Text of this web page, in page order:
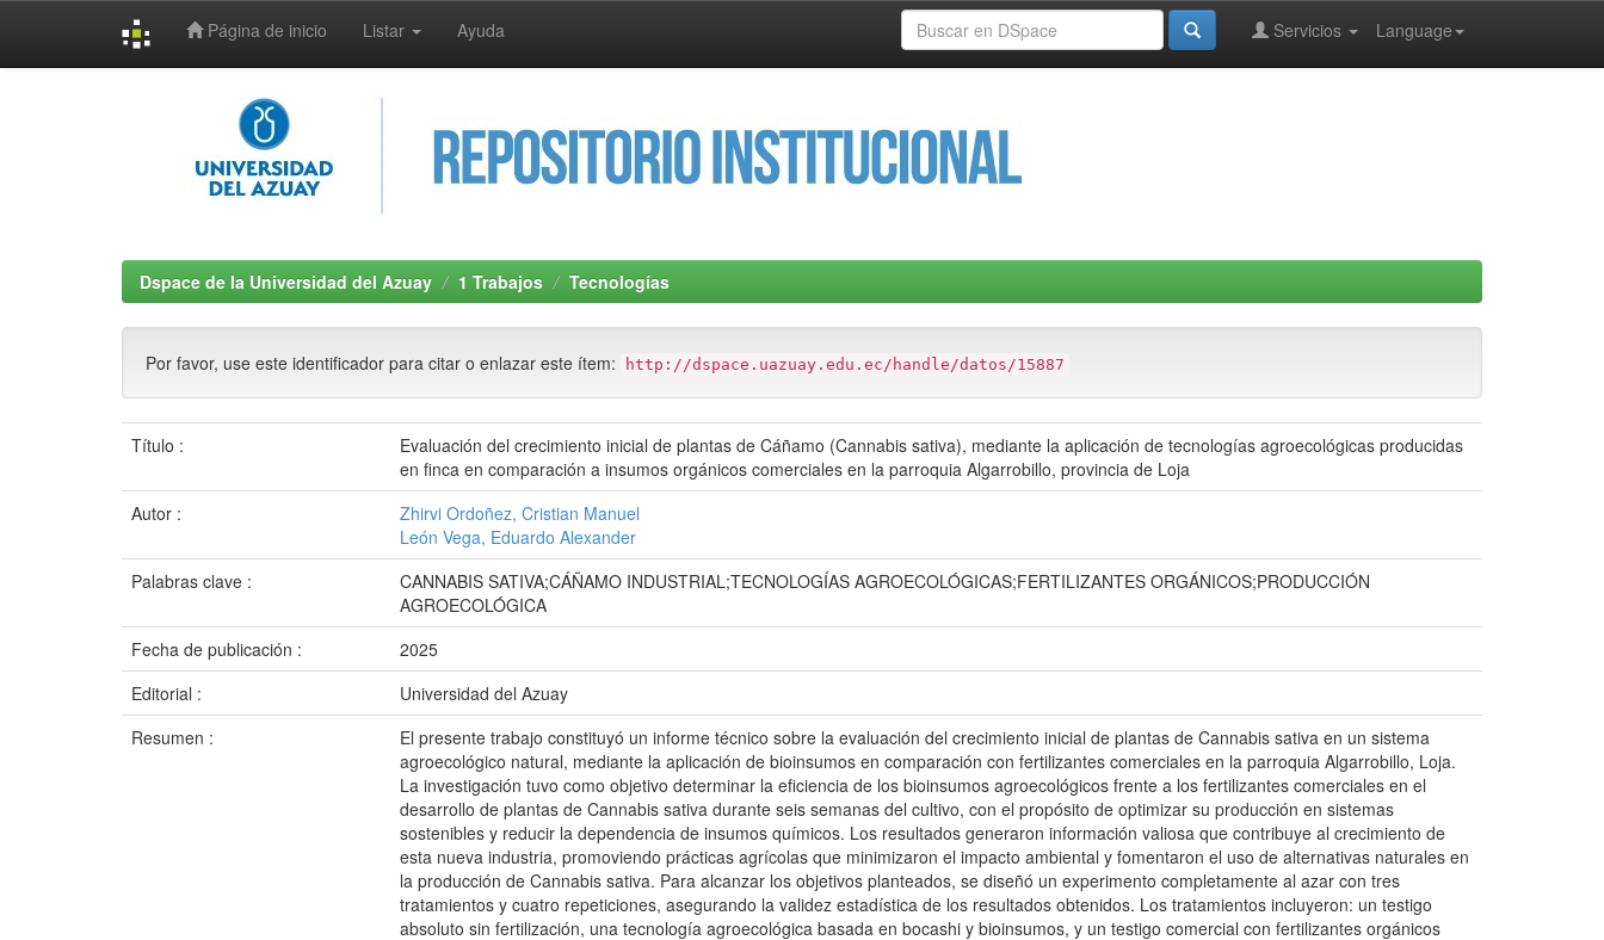
Página de inicio Listar Ayuda Language
Servicios
Dspace de la Universidad del Azuay 1 Trabajos Tecnologías
Por favor, use este identificador para citar o enlazar este ítem: http://dspace.uazuay.edu.ec/handle/datos/15887
Título :
Evaluación del crecimiento inicial de plantas de Cáñamo (Cannabis sativa), mediante la aplicación de tecnologías agroecológicas producidas
en finca en comparación a insumos orgánicos comerciales en la parroquia Algarrobillo, provincia de Loja
Autor :
Zhirvi Ordoñez, Cristian Manuel
León Vega, Eduardo Alexander
Palabras clave :
CANNABIS SATIVA;CÁÑAMO INDUSTRIAL;TECNOLOGÍAS AGROECOLÓGICAS;FERTILIZANTES ORGÁNICOS;PRODUCCIÓN
AGROECOLÓGICA
Fecha de publicación :
2025
Editorial :
Universidad del Azuay
Resumen :
El presente trabajo constituyó un informe técnico sobre la evaluación del crecimiento inicial de plantas de Cannabis sativa en un sistema
agroecológico natural, mediante la aplicación de bioinsumos en comparación con fertilizantes comerciales en la parroquia Algarrobillo, Loja.
La investigación tuvo como objetivo determinar la eficiencia de los bioinsumos agroecológicos frente a los fertilizantes comerciales en el
desarrollo de plantas de Cannabis sativa durante seis semanas del cultivo, con el propósito de optimizar su producción en sistemas
sostenibles y reducir la dependencia de insumos químicos. Los resultados generaron información valiosa que contribuye al crecimiento de
esta nueva industria, promoviendo prácticas agrícolas que minimizaron el impacto ambiental y fomentaron el uso de alternativas naturales en
la producción de Cannabis sativa. Para alcanzar los objetivos planteados, se diseñó un experimento completamente al azar con tres
tratamientos y cuatro repeticiones, asegurando la validez estadística de los resultados obtenidos. Los tratamientos incluyeron: un testigo
absoluto sin fertilización, una tecnología agroecológica basada en bocashi y bioinsumos, y un testigo comercial con fertilizantes orgánicos